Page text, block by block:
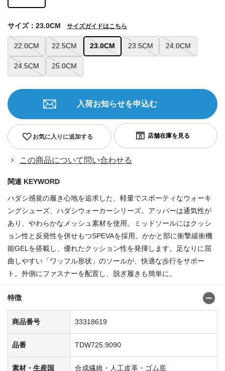
22.0CM 22.5CM 23.0CM 23.5CM 24.0CM
24.5CM 25.0CM
サイズ：23.0CM サイズガイドはこちら
お気に入りに追加する
入荷お知らせを申込む
この商品について問い合わせる
関連 KEYWORD
ハダシ感覚の履き心地を追求した、軽量でスポーティなウォーキ
ングシューズ、ハダシウォーカーシリーズ。アッパーは通気性が
あり、やわらかなメッシュ素材を使用。ミッドソールにはクッシ
ョン性と反発性を併せもつSPEVAを採用。かかと部に衝撃緩衝機
能GELを搭載し、優れたクッション性を発揮します。足なりに屈
曲しやすい「ワッフル形状」のソールが、快適な歩行をサポー
ト。外側にファスナーを配置し、脱ぎ履きも簡単に。
特徴
商品番号 33318619
品番 TDW725.9090
素材・生産国 合成繊維・人工皮革・ゴム底